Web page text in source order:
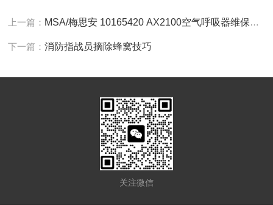
上一篇： MSA/梅思安 10165420 AX2100空气呼吸器维保技巧
下一篇：消防指战员摘除蜂窝技巧
关注微信